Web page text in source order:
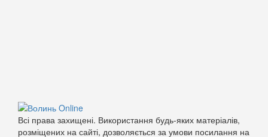
Всі права захищені. Використання будь-яких матеріалів,
розміщених на сайті, дозволяється за умови посилання на